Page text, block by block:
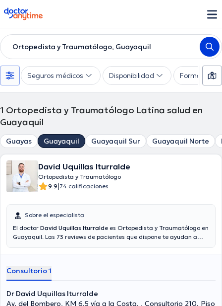
doctoranytime
Ortopedista y Traumatólogo, Guayaquil
Seguros médicos Disponibilidad Formas de
1 Ortopedista y Traumatólogo Latina salud en
Guayaquil
Guayas Guayaquil Guayaquil Sur Guayaquil Norte
David Uquillas Iturralde
Ortopedista y Traumatólogo
9.9|74 calificaciones
Sobre el especialista
El doctor David Uquillas Iturralde es Ortopedista y Traumatólogo en
Guayaquil. Las 73 reviews de pacientes que dispone te ayudan a
aseguradoras: Latina salud, Vumi Latina.
Consultorio 1
Dr David Uquillas Iturralde
Av. del Bombero, KM 6.5 vía a la Costa. , Consultorio 210. Piso